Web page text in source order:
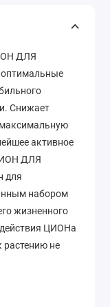
ДЛЯ
Снижает
максимальную
активное
ДЛЯ
для
набором
жизненного
действия ЦИОНа
растению не